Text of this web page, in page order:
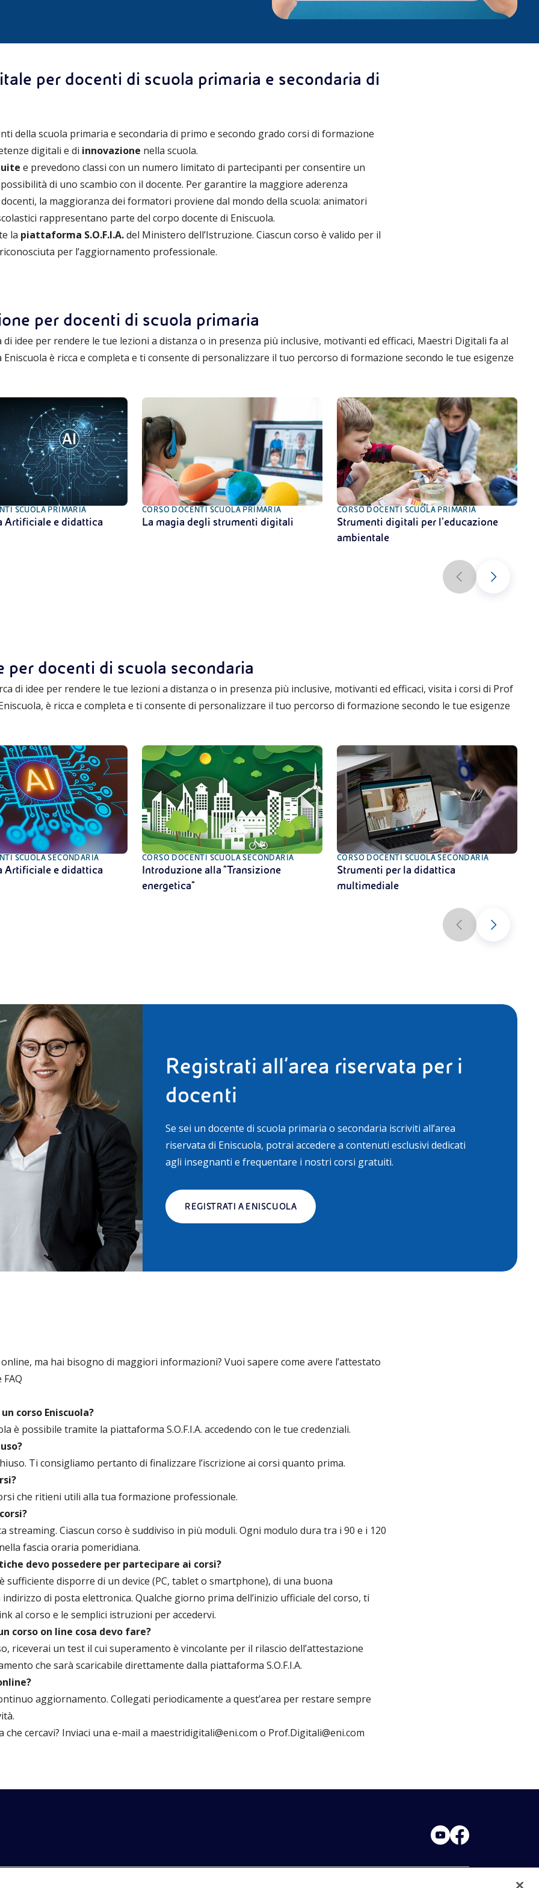
per docenti di scuola primaria e secondaria di
della scuola primaria e secondaria di primo e secondo grado corsi di formazione
digitali e di innovazione nella scuola.
e prevedono classi con un numero limitato di partecipanti per consentire un
di uno scambio con il docente. Per garantire la maggiore aderenza
la maggioranza dei formatori proviene dal mondo della scuola: animatori
rappresentano parte del corpo docente di Eniscuola.
la piattaforma S.O.F.I.A.del Ministero dell’Istruzione. Ciascun corso è valido per il
per l’aggiornamento professionale.
per docenti di scuola primaria
idee per rendere le tue lezioni a distanza o in presenza più inclusive, motivanti ed efficaci, Maestri Digitali fa al
è ricca e completa e ti consente di personalizzare il tuo percorso di formazione secondo le tue esigenze
SCUOLA PRIMARIA
Artificiale e didattica
CORSO DOCENTI SCUOLA PRIMARIA
La magia degli strumenti digitali
CORSO DOCENTI SCUOLA PRIMARIA
Strumenti digitali per l’educazione
ambientale
per docenti di scuola secondaria
di idee per rendere le tue lezioni a distanza o in presenza più inclusive, motivanti ed efficaci, visita i corsi di Prof
è ricca e completa e ti consente di personalizzare il tuo percorso di formazione secondo le tue esigenze
SCUOLA SECONDARIA
Artificiale e didattica
CORSO DOCENTI SCUOLA SECONDARIA
Introduzione alla “Transizione
energetica”
CORSO DOCENTI SCUOLA SECONDARIA
Strumenti per la didattica
multimediale
Registrati all’area riservata per i
docenti
Se sei un docente di scuola primaria o secondaria iscriviti all’area
riservata di Eniscuola, potrai accedere a contenuti esclusivi dedicati
agli insegnanti e frequentare i nostri corsi gratuiti.
REGISTRATI A ENISCUOLA
ma hai bisogno di maggiori informazioni? Vuoi sapere come avere l’attestato
corso Eniscuola?
è possibile tramite la piattaforma S.O.F.I.A. accedendo con le tue credenziali.
Ti consigliamo pertanto di finalizzare l’iscrizione ai corsi quanto prima.
che ritieni utili alla tua formazione professionale.
streaming. Ciascun corso è suddiviso in più moduli. Ogni modulo dura tra i 90 e i 120
fascia oraria pomeridiana.
devo possedere per partecipare ai corsi?
sufficiente disporre di un device (PC, tablet o smartphone), di una buona
di posta elettronica. Qualche giorno prima dell’inizio ufficiale del corso, ti
al corso e le semplici istruzioni per accedervi.
corso on line cosa devo fare?
riceverai un test il cui superamento è vincolante per il rilascio dell’attestazione
che sarà scaricabile direttamente dalla piattaforma S.O.F.I.A.
aggiornamento. Collegati periodicamente a quest’area per restare sempre
cercavi? Inviaci una e-mail a maestridigitali@eni.com o Prof.Digitali@eni.com